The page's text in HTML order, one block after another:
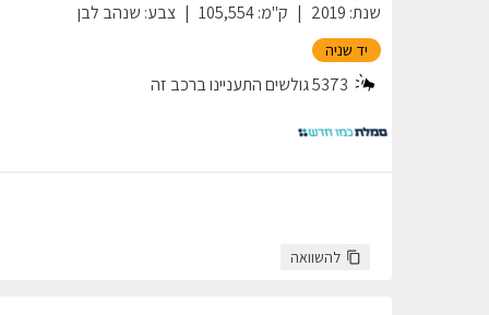
שנת:
2019 ק"מ:
105,554 צבע: שנהב לבן
יד שניה
5373גולשים התעניינו ברכב זה
להשוואה